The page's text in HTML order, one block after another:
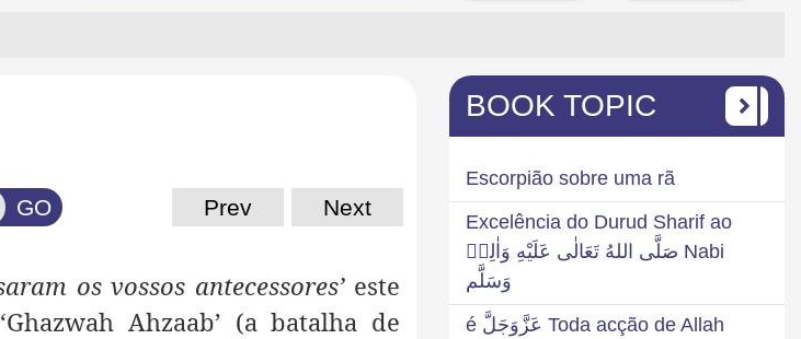
GO Prev Next
os vossos antecessores’ este
Ahzaab’ (a batalha de
BOOK TOPIC
Escorpião sobre uma rã
Excelência do Durud Sharif ao
Nabi صَلَّى اللهُ تَعَالٰى عَلَيْهِ وَاٰلِهٖ
وَسَلَّم
Toda acção de Allah عَزَّوَجَلَّ é